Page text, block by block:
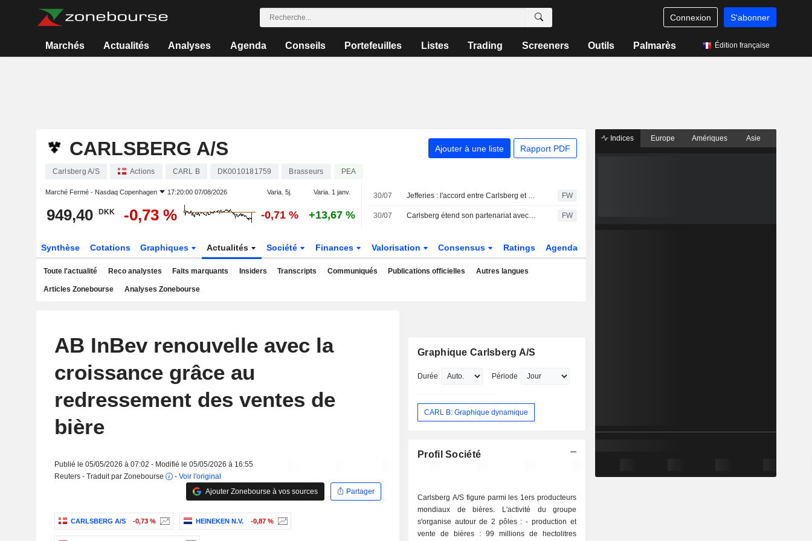
Connexion S'abonner
Marchés Actualités Analyses Agenda Conseils Portefeuilles Listes Trading Screeners Outils Palmarès Édition française
CARLSBERG A/S Ajouter à une liste Rapport PDF
Carlsberg A/S Actions CARL B DK0010181759 Brasseurs PEA
Marché Fermé - Nasdaq Copenhagen 17:20:00 07/08/2026 Varia. 5j. Varia. 1 janv.
949,40 DKK -0,73 % -0,71 % +13,67 %
30/07 Jefferies : l'accord entre Carlsberg et Pepsi en Azerbaïdjan sera relutif à long terme FW
30/07 Carlsberg étend son partenariat avec PepsiCo à l'Azerbaïdjan FW
Synthèse Cotations Graphiques Actualités Société Finances Valorisation Consensus Ratings Agenda
Toute l'actualité Reco analystes Faits marquants Insiders Transcripts Communiqués Publications officielles Autres langues
Articles Zonebourse Analyses Zonebourse
AB InBev renouvelle avec la
croissance grâce au
redressement des ventes de
bière
Publié le 05/05/2026 à 07:02 - Modifié le 05/05/2026 à 16:55
Reuters - Traduit par Zonebourse
- Voir l'original
Ajouter Zonebourse à vos sources
Partager
CARLSBERG A/S -0,73 % HEINEKEN N.V. -0,87 %
Graphique Carlsberg A/S
Durée Période
CARL B: Graphique dynamique
Profil Société
Carlsberg A/S figure parmi les 1ers producteurs
mondiaux de bières. L'activité du groupe
s'organise autour de 2 pôles : - production et
vente de bières : 99 millions de hectolitres
Indices Europe Amériques Asie